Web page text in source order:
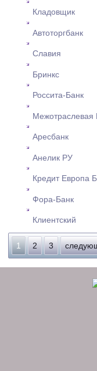
Кладовщик
Автоторгбанк
Славия
Бринкс
Россита-Банк
Межотраслевая
Аресбанк
Анелик РУ
Кредит Европа
Фора-Банк
Клиентский
Страницы
1 2 3